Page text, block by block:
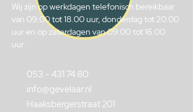
Wij zijn op werkdagen telefonisch bereikbaar
van 09.00 tot 18.00 uur, donderdag tot 20.00
uur en op zaterdagen van 09.00 tot 16.00
uur.
053 - 431 74 80
info@gevelaar.nl
Haaksbergerstraat 201